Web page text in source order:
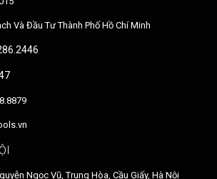
Và Đầu Tư Thành Phố Hồ Chí Minh
Ngọc Vũ, Trung Hòa, Cầu Giấy, Hà Nội